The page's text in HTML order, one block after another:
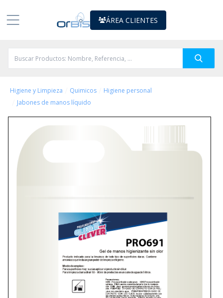
ÁREA CLIENTES
Higiene y Limpieza Quimicos Higiene personal
Jabones de manos líquido